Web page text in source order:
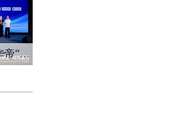
聚势普及拓赛道，华帝“亮剑”洗碗机峰会，破局存量换新